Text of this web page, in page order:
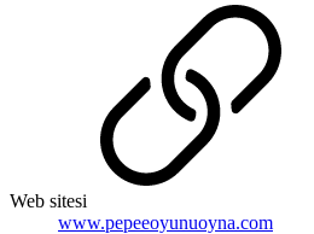
Web sitesi
www.pepeeoyunuoyna.com